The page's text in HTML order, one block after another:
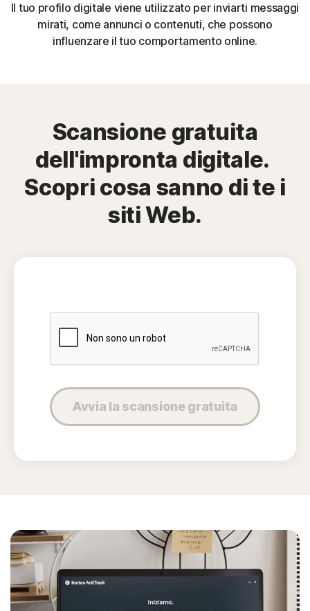
Il tuo profilo digitale viene utilizzato per inviarti messaggi
mirati, come annunci o contenuti, che possono
influenzare il tuo comportamento online.
Scansione gratuita
dell'impronta digitale.
Scopri cosa sanno di te i
siti Web.
Avvia la scansione gratuita